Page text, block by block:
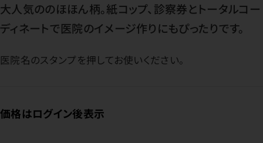
大人気ののほほん柄。紙コップ、診察券とトータルコー
ディネートで医院のイメージ作りにもぴったりです。
医院名のスタンプを押してお使いください。
価格はログイン後表示